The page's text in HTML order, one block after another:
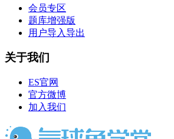
会员专区
题库增强版
用户导入导出
关于我们
ES官网
官方微博
加入我们